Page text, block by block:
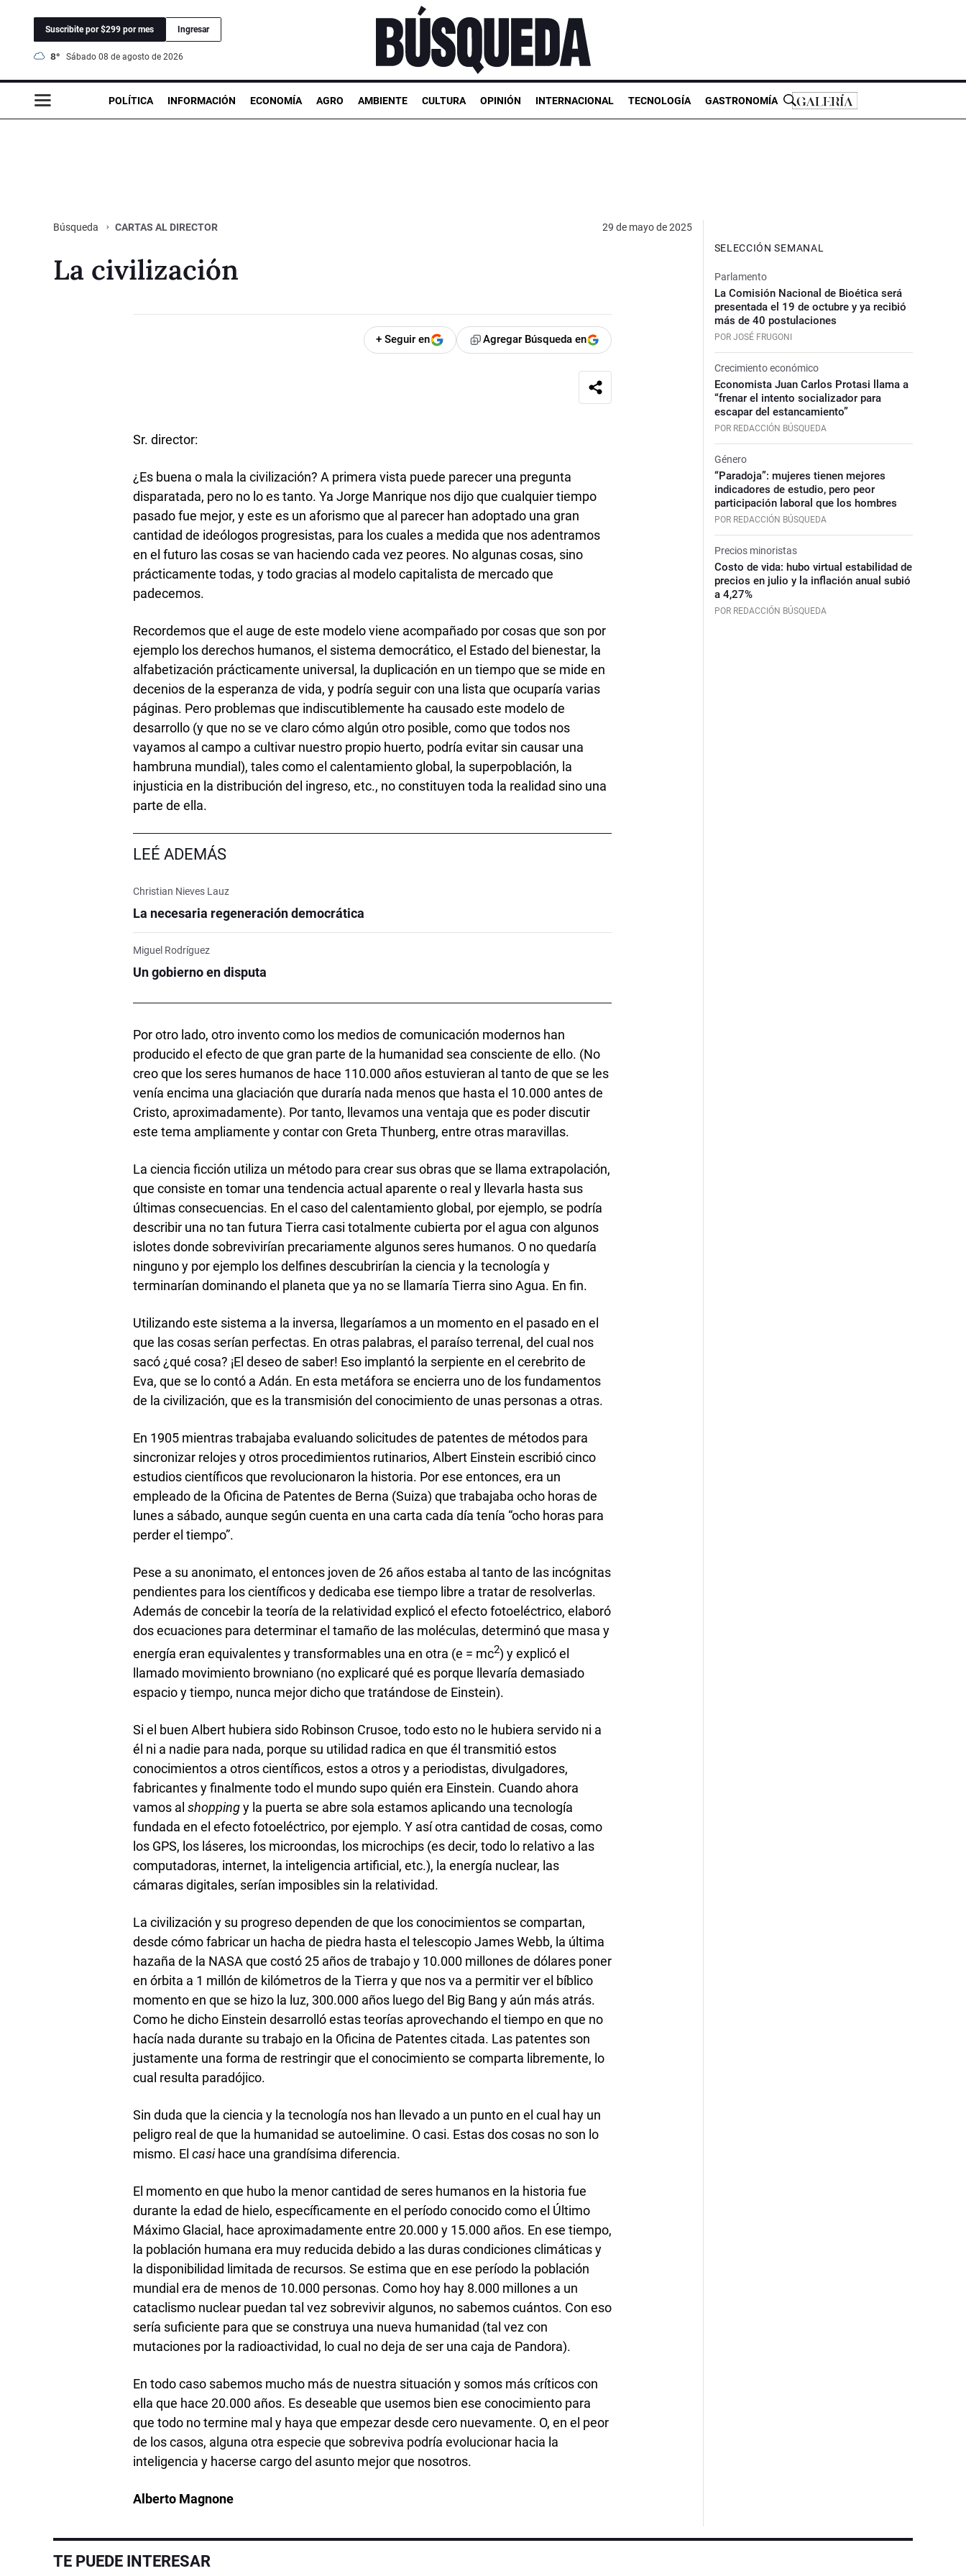
Suscribite por $299 por mes Ingresar
8° sábado 08 de agosto de 2026
POLÍTICA INFORMACIÓN ECONOMÍA AGRO AMBIENTE CULTURA OPINIÓN INTERNACIONAL TECNOLOGÍA GASTRONOMÍA
Búsqueda CARTAS AL DIRECTOR 29 de mayo de 2025
La civilización
+ Seguir en Agregar Búsqueda en
Sr. director:
¿Es buena o mala la civilización? A primera vista puede parecer una pregunta
disparatada, pero no lo es tanto. Ya Jorge Manrique nos dijo que cualquier tiempo
pasado fue mejor, y este es un aforismo que al parecer han adoptado una gran
cantidad de ideólogos progresistas, para los cuales a medida que nos adentramos
en el futuro las cosas se van haciendo cada vez peores. No algunas cosas, sino
prácticamente todas, y todo gracias al modelo capitalista de mercado que
padecemos.
Recordemos que el auge de este modelo viene acompañado por cosas que son por
ejemplo los derechos humanos, el sistema democrático, el Estado del bienestar, la
alfabetización prácticamente universal, la duplicación en un tiempo que se mide en
decenios de la esperanza de vida, y podría seguir con una lista que ocuparía varias
páginas. Pero problemas que indiscutiblemente ha causado este modelo de
desarrollo (y que no se ve claro cómo algún otro posible, como que todos nos
vayamos al campo a cultivar nuestro propio huerto, podría evitar sin causar una
hambruna mundial), tales como el calentamiento global, la superpoblación, la
injusticia en la distribución del ingreso, etc., no constituyen toda la realidad sino una
parte de ella.
LEÉ ADEMÁS
Christian Nieves Lauz
La necesaria regeneración democrática
Miguel Rodríguez
Un gobierno en disputa
Por otro lado, otro invento como los medios de comunicación modernos han
producido el efecto de que gran parte de la humanidad sea consciente de ello. (No
creo que los seres humanos de hace 110.000 años estuvieran al tanto de que se les
venía encima una glaciación que duraría nada menos que hasta el 10.000 antes de
Cristo, aproximadamente). Por tanto, llevamos una ventaja que es poder discutir
este tema ampliamente y contar con Greta Thunberg, entre otras maravillas.
La ciencia ficción utiliza un método para crear sus obras que se llama extrapolación,
que consiste en tomar una tendencia actual aparente o real y llevarla hasta sus
últimas consecuencias. En el caso del calentamiento global, por ejemplo, se podría
describir una no tan futura Tierra casi totalmente cubierta por el agua con algunos
islotes donde sobrevivirían precariamente algunos seres humanos. O no quedaría
ninguno y por ejemplo los delfines descubrirían la ciencia y la tecnología y
terminarían dominando el planeta que ya no se llamaría Tierra sino Agua. En fin.
Utilizando este sistema a la inversa, llegaríamos a un momento en el pasado en el
que las cosas serían perfectas. En otras palabras, el paraíso terrenal, del cual nos
sacó ¿qué cosa? ¡El deseo de saber! Eso implantó la serpiente en el cerebrito de
Eva, que se lo contó a Adán. En esta metáfora se encierra uno de los fundamentos
de la civilización, que es la transmisión del conocimiento de unas personas a otras.
En 1905 mientras trabajaba evaluando solicitudes de patentes de métodos para
sincronizar relojes y otros procedimientos rutinarios, Albert Einstein escribió cinco
estudios científicos que revolucionaron la historia. Por ese entonces, era un
empleado de la Oficina de Patentes de Berna (Suiza) que trabajaba ocho horas de
lunes a sábado, aunque según cuenta en una carta cada día tenía “ocho horas para
perder el tiempo”.
Pese a su anonimato, el entonces joven de 26 años estaba al tanto de las incógnitas
pendientes para los científicos y dedicaba ese tiempo libre a tratar de resolverlas.
Además de concebir la teoría de la relatividad explicó el efecto fotoeléctrico, elaboró
dos ecuaciones para determinar el tamaño de las moléculas, determinó que masa y
energía eran equivalentes y transformables una en otra (e = mc2) y explicó el
llamado movimiento browniano (no explicaré qué es porque llevaría demasiado
espacio y tiempo, nunca mejor dicho que tratándose de Einstein).
Si el buen Albert hubiera sido Robinson Crusoe, todo esto no le hubiera servido ni a
él ni a nadie para nada, porque su utilidad radica en que él transmitió estos
conocimientos a otros científicos, estos a otros y a periodistas, divulgadores,
fabricantes y finalmente todo el mundo supo quién era Einstein. Cuando ahora
vamos alshoppingy la puerta se abre sola estamos aplicando una tecnología
fundada en el efecto fotoeléctrico, por ejemplo. Y así otra cantidad de cosas, como
los GPS, los láseres, los microondas, los microchips (es decir, todo lo relativo a las
computadoras, internet, la inteligencia artificial, etc.), la energía nuclear, las
cámaras digitales, serían imposibles sin la relatividad.
La civilización y su progreso dependen de que los conocimientos se compartan,
desde cómo fabricar un hacha de piedra hasta el telescopio James Webb, la última
hazaña de la NASA que costó 25 años de trabajo y 10.000 millones de dólares poner
en órbita a 1 millón de kilómetros de la Tierra y que nos va a permitir ver el bíblico
momento en que se hizo la luz, 300.000 años luego del Big Bang y aún más atrás.
Como he dicho Einstein desarrolló estas teorías aprovechando el tiempo en que no
hacía nada durante su trabajo en la Oficina de Patentes citada. Las patentes son
justamente una forma de restringir que el conocimiento se comparta libremente, lo
cual resulta paradójico.
Sin duda que la ciencia y la tecnología nos han llevado a un punto en el cual hay un
peligro real de que la humanidad se autoelimine. O casi. Estas dos cosas no son lo
mismo. Elcasihace una grandísima diferencia.
El momento en que hubo la menor cantidad de seres humanos en la historia fue
durante la edad de hielo, específicamente en el período conocido como el Último
Máximo Glacial, hace aproximadamente entre 20.000 y 15.000 años. En ese tiempo,
la población humana era muy reducida debido a las duras condiciones climáticas y
la disponibilidad limitada de recursos. Se estima que en ese período la población
mundial era de menos de 10.000 personas. Como hoy hay 8.000 millones a un
cataclismo nuclear puedan tal vez sobrevivir algunos, no sabemos cuántos. Con eso
sería suficiente para que se construya una nueva humanidad (tal vez con
mutaciones por la radioactividad, lo cual no deja de ser una caja de Pandora).
En todo caso sabemos mucho más de nuestra situación y somos más críticos con
ella que hace 20.000 años. Es deseable que usemos bien ese conocimiento para
que todo no termine mal y haya que empezar desde cero nuevamente. O, en el peor
de los casos, alguna otra especie que sobreviva podría evolucionar hacia la
inteligencia y hacerse cargo del asunto mejor que nosotros.
Alberto Magnone
SELECCIÓN SEMANAL
Parlamento
La Comisión Nacional de Bioética será
presentada el 19 de octubre y ya recibió
más de 40 postulaciones
POR JOSÉ FRUGONI
Crecimiento económico
Economista Juan Carlos Protasi llama a
“frenar el intento socializador para
escapar del estancamiento”
POR REDACCIÓN BÚSQUEDA
Género
“Paradoja”: mujeres tienen mejores
indicadores de estudio, pero peor
participación laboral que los hombres
POR REDACCIÓN BÚSQUEDA
Precios minoristas
Costo de vida: hubo virtual estabilidad de
precios en julio y la inflación anual subió
a 4,27%
POR REDACCIÓN BÚSQUEDA
TE PUEDE INTERESAR